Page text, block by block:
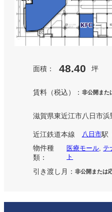
面積： 48.40 坪
賃料（税込）： 非公開また
滋賀県東近江市八日市浜
近江鉄道本線 八日市駅
物件種
類：
医療モール, テ
ト
引き渡し月： 非公開または